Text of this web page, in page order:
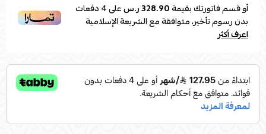
أو قسم فاتورتك بقيمة328.90 ر.س على4دفعات
بدون رسوم تأخير، متوافقة مع الشريعة الإسلامية
اعرف أكثر